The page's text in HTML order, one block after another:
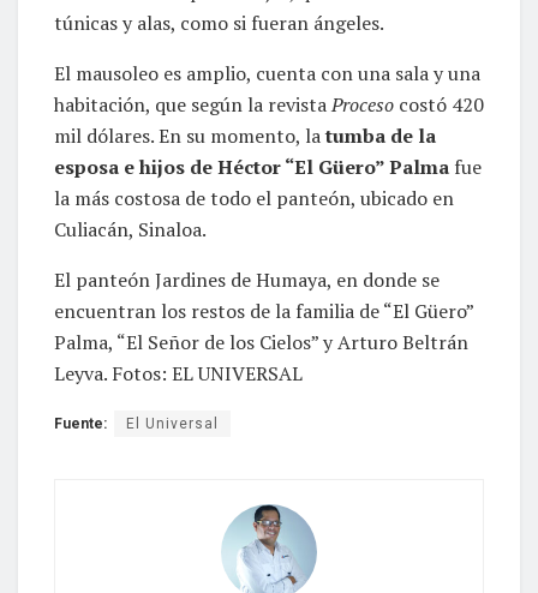
túnicas y alas, como si fueran ángeles.
El mausoleo es amplio, cuenta con una sala y una
habitación, que según la revistaProceso costó 420
mil dólares. En su momento, latumba de la
esposa e hijos de Héctor “El Güero” Palma fue
la más costosa de todo el panteón, ubicado en
Culiacán, Sinaloa.
El panteón Jardines de Humaya, en donde se
encuentran los restos de la familia de “El Güero”
Palma, “El Señor de los Cielos” y Arturo Beltrán
Leyva. Fotos: EL UNIVERSAL
Fuente: El Universal